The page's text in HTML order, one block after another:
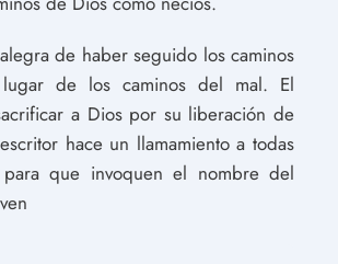
de haber seguido los caminos
de los caminos del mal. El
a Dios por su liberación de
hace un llamamiento a todas
para que invoquen el nombre del